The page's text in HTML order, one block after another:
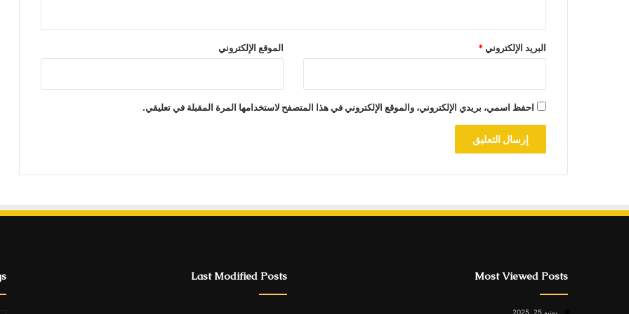
البريد الإلكتروني* الموقع الإلكتروني
احفظ اسمي، بريدي الإلكتروني، والموقع الإلكتروني في هذا المتصفح لاستخدامها المرة المقبلة في تعليقي.
Most Viewed Posts
يونيو 25, 2025
Last Modified Posts